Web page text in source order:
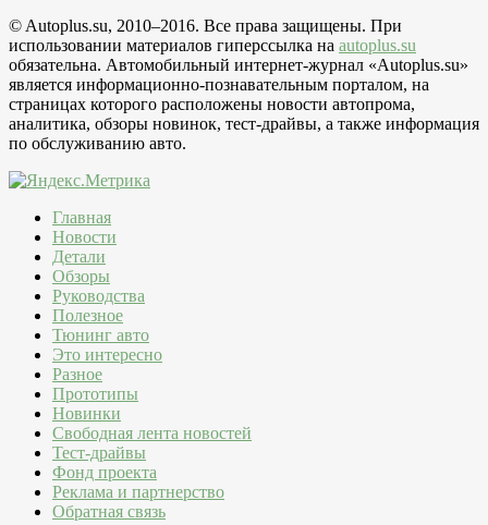
© Autoplus.su, 2010–2016. Все права защищены. При
использовании материалов гиперссылка на autoplus.su
обязательна. Автомобильный интернет-журнал «Autoplus.su»
является информационно-познавательным порталом, на
страницах которого расположены новости автопрома,
аналитика, обзоры новинок, тест-драйвы, а также информация
по обслуживанию авто.
Главная
Новости
Детали
Обзоры
Руководства
Полезное
Тюнинг авто
Это интересно
Разное
Прототипы
Новинки
Свободная лента новостей
Тест-драйвы
Фонд проекта
Реклама и партнерство
Обратная связь